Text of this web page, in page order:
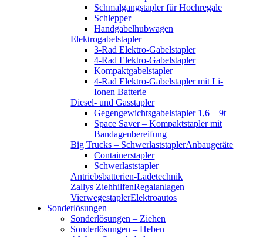
Schmalgangstapler für Hochregale
Schlepper
Handgabelhubwagen
Elektrogabelstapler
3-Rad Elektro-Gabelstapler
4-Rad Elektro-Gabelstapler
Kompaktgabelstapler
4-Rad Elektro-Gabelstapler mit Li-
Ionen Batterie
Diesel- und Gasstapler
Gegengewichtsgabelstapler 1,6 – 9t
Space Saver – Kompaktstapler mit
Bandagenbereifung
Big Trucks – Schwerlaststapler
Containerstapler
Schwerlaststapler
Anbaugeräte
Antriebsbatterien-Ladetechnik
Zallys ZiehhilfenRegalanlagen
VierwegestaplerElektroautos
Sonderlösungen
Sonderlösungen – Ziehen
Sonderlösungen – Heben